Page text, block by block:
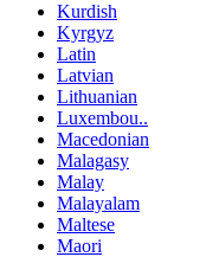
Kurdish
Kyrgyz
Latin
Latvian
Lithuanian
Luxembou..
Macedonian
Malagasy
Malay
Malayalam
Maltese
Maori